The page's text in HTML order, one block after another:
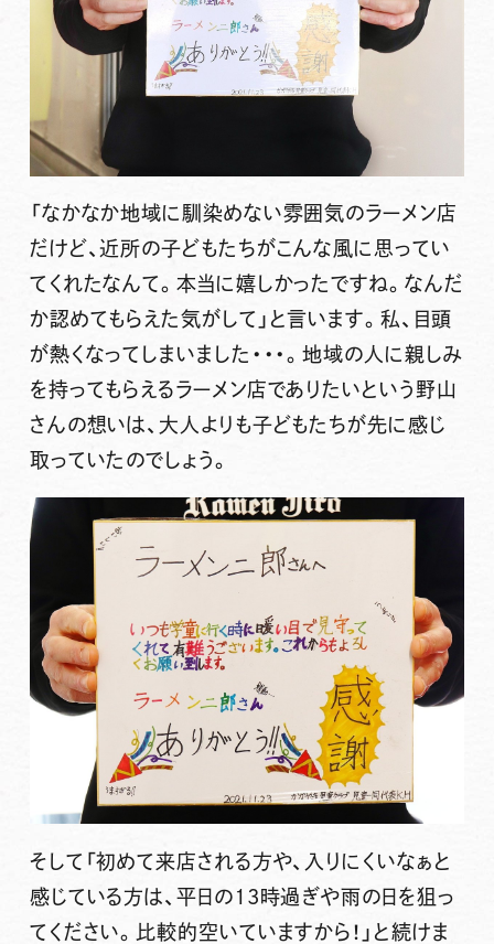
「なかなか地域に馴染めない雰囲気のラーメン店
だけど、近所の子どもたちがこんな風に思ってい
てくれたなんて。本当に嬉しかったですね。なんだ
か認めてもらえた気がして」 と言います。私、目頭
が熱くなってしまいました・・・。地域の人に親しみ
を持ってもらえるラーメン店でありたいという野山
さんの想いは、大人よりも子どもたちが先に感じ
取っていたのでしょう。
そして 「初めて来店される方や、入りにくいなぁと
感じている方は、平日の13時過ぎや雨の日を狙っ
てください。比較的空いていますから！」 と続けま